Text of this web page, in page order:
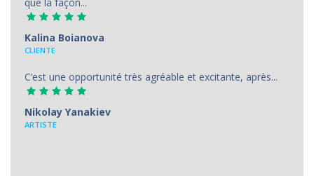
Kalina Boianova
CLIENTE
C’est une opportunité très agréable et excitante, après...
Nikolay Yanakiev
ARTISTE